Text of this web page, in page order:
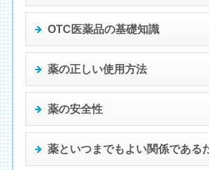
OTC医薬品の基礎知識
薬の正しい使用方法
薬の安全性
薬といつまでも よい関係である